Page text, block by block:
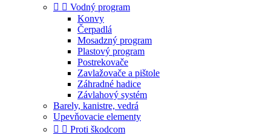
  Vodný program
Konvy
Čerpadlá
Mosadzný program
Plastový program
Postrekovače
Zavlažovače a pištole
Záhradné hadice
Závlahový systém
Barely, kanistre, vedrá
Upevňovacie elementy
  Proti škodcom